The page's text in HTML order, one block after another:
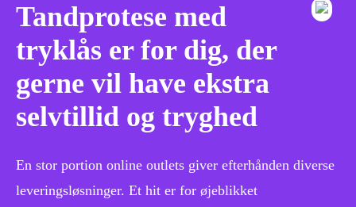
Tandprotese med
tryklås er for dig, der
gerne vil have ekstra
selvtillid og tryghed
En stor portion online outlets giver efterhånden diverse
leveringsløsninger. Et hit er for øjeblikket